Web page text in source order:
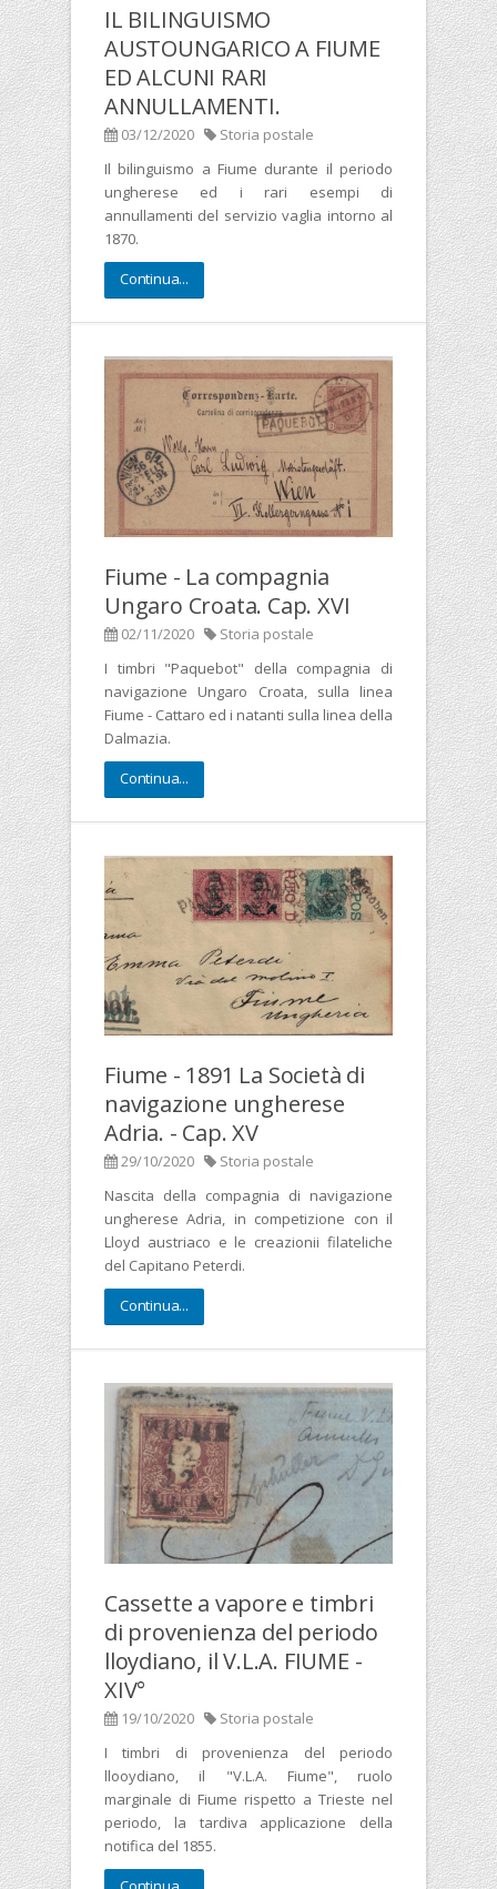
IL BILINGUISMO
AUSTOUNGARICO A FIUME
ED ALCUNI RARI
ANNULLAMENTI.
03/12/2020
Storia postale
Il bilinguismo a Fiume durante il periodo
ungherese ed i rari esempi di
annullamenti del servizio vaglia intorno al
1870.
Continua...
Fiume - La compagnia
Ungaro Croata. Cap. XVI
02/11/2020
Storia postale
I timbri "Paquebot" della compagnia di
navigazione Ungaro Croata, sulla linea
Fiume - Cattaro ed i natanti sulla linea della
Dalmazia.
Continua...
Fiume - 1891 La Società di
navigazione ungherese
Adria. - Cap. XV
29/10/2020
Storia postale
Nascita della compagnia di navigazione
ungherese Adria, in competizione con il
Lloyd austriaco e le creazionii filateliche
del Capitano Peterdi.
Continua...
Cassette a vapore e timbri
di provenienza del periodo
lloydiano, il V.L.A. FIUME -
XIV°
19/10/2020
Storia postale
I timbri di provenienza del periodo
llooydiano, il "V.L.A. Fiume", ruolo
marginale di Fiume rispetto a Trieste nel
periodo, la tardiva applicazione della
notifica del 1855.